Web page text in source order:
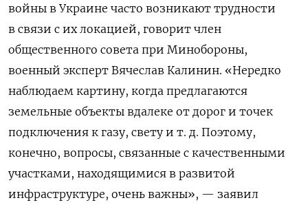
войны в Украине часто возникают трудности
в связи с их локацией, говорит член
общественного совета при Минобороны,
военный эксперт Вячеслав Калинин. «Нередко
наблюдаем картину, когда предлагаются
земельные объекты вдалеке от дорог и точек
подключения к газу, свету и т. д. Поэтому,
конечно, вопросы, связанные с качественными
участками, находящимися в развитой
инфраструктуре, очень важны», — заявил